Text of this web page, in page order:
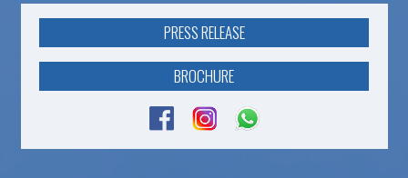
PRESS RELEASE
BROCHURE